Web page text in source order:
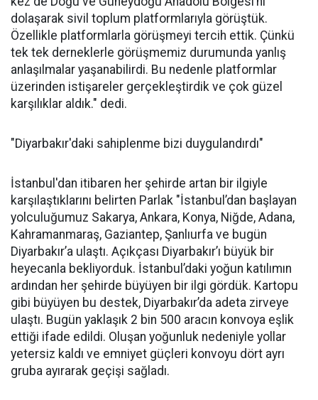
dolaşarak sivil toplum platformlarıyla görüştük.
Özellikle platformlarla görüşmeyi tercih ettik. Çünkü
tek tek derneklerle görüşmemiz durumunda yanlış
anlaşılmalar yaşanabilirdi. Bu nedenle platformlar
üzerinden istişareler gerçekleştirdik ve çok güzel
karşılıklar aldık." dedi.
"Diyarbakır'daki sahiplenme bizi duygulandırdı"
İstanbul'dan itibaren her şehirde artan bir ilgiyle
karşılaştıklarını belirten Parlak "İstanbul’dan başlayan
yolculuğumuz Sakarya, Ankara, Konya, Niğde, Adana,
Kahramanmaraş, Gaziantep, Şanlıurfa ve bugün
Diyarbakır’a ulaştı. Açıkçası Diyarbakır’ı büyük bir
heyecanla bekliyorduk. İstanbul’daki yoğun katılımın
ardından her şehirde büyüyen bir ilgi gördük. Kartopu
gibi büyüyen bu destek, Diyarbakır’da adeta zirveye
ulaştı. Bugün yaklaşık 2 bin 500 aracın konvoya eşlik
ettiği ifade edildi. Oluşan yoğunluk nedeniyle yollar
yetersiz kaldı ve emniyet güçleri konvoyu dört ayrı
gruba ayırarak geçişi sağladı.